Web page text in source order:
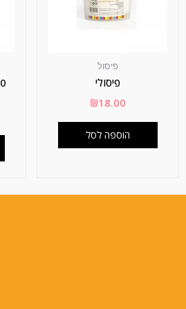
פיסול
פיסולי
₪18.00
הוספה לסל